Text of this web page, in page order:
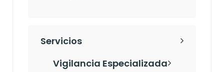
Servicios
Vigilancia Especializada